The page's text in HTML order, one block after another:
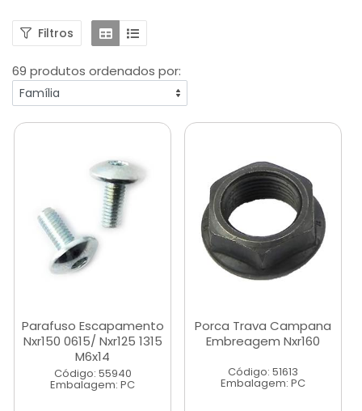
Filtros
69 produtos ordenados por:
Parafuso Escapamento
Nxr150 0615/ Nxr125 1315
M6x14
Código: 55940
Embalagem: PC
Porca Trava Campana
Embreagem Nxr160
Código: 51613
Embalagem: PC